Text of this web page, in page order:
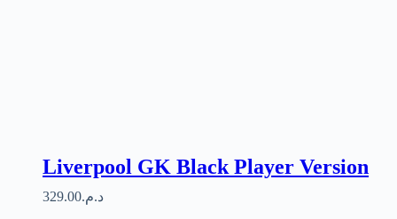
Liverpool GK Black Player Version
د.م.329.00